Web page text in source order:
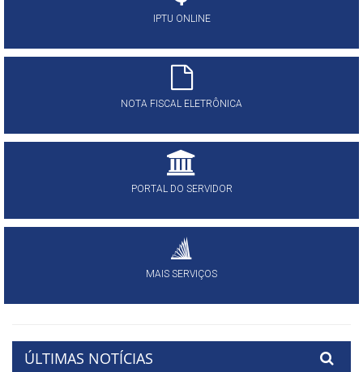
IPTU ONLINE
NOTA FISCAL ELETRÔNICA
PORTAL DO SERVIDOR
MAIS SERVIÇOS
ÚLTIMAS NOTÍCIAS